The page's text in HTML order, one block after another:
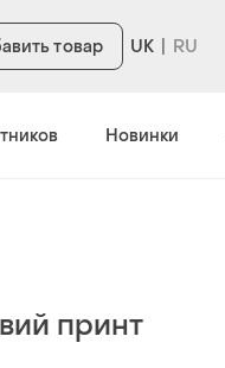
товар UK
Новинки
принт